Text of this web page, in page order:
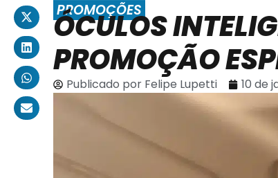
PROMOÇÕES
ÓCULOS
PROMOÇÃO
Publicado porFelipe Lupetti 10 de